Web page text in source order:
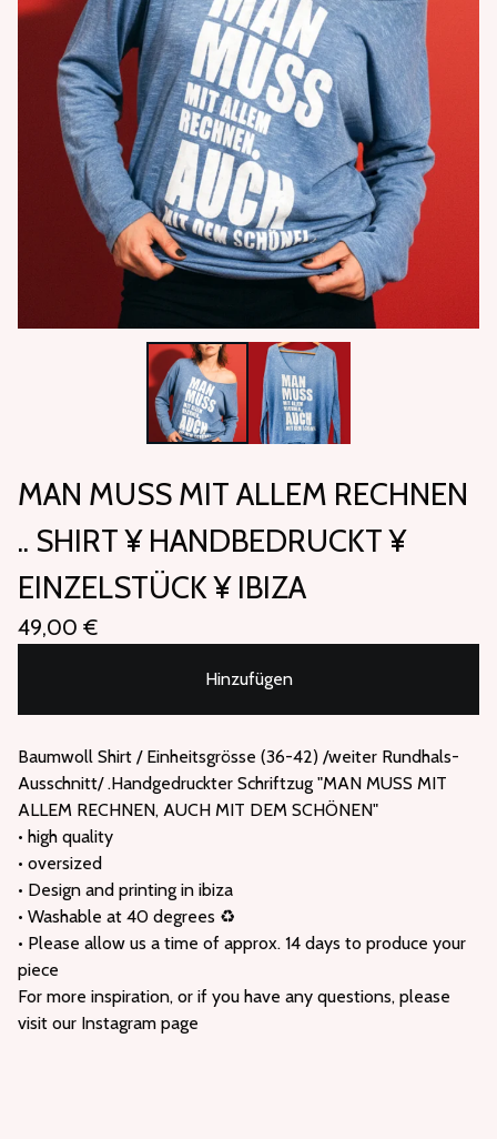
MAN MUSS MIT ALLEM RECHNEN
.. SHIRT ¥ HANDBEDRUCKT ¥
EINZELSTÜCK ¥ IBIZA
49,00 €
Hinzufügen
Baumwoll Shirt / Einheitsgrösse (36-42) /weiter Rundhals-
Ausschnitt/ .Handgedruckter Schriftzug "MAN MUSS MIT
ALLEM RECHNEN, AUCH MIT DEM SCHÖNEN"
• high quality
• oversized
• Design and printing in ibiza
• Washable at 40 degrees ♻️
• Please allow us a time of approx. 14 days to produce your
piece
For more inspiration, or if you have any questions, please
visit our Instagram page